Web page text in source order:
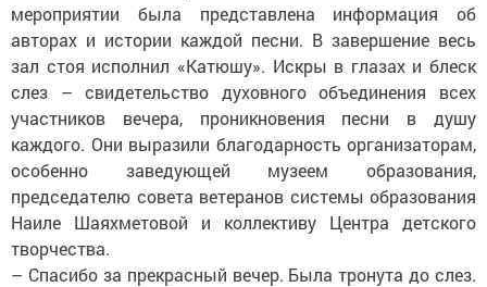
мероприятии была представлена информация об
авторах и истории каждой песни. В завершение весь
зал стоя исполнил «Катюшу». Искры в глазах и блеск
слез – свидетельство духовного объединения всех
участников вечера, проникновения песни в душу
каждого. Они выразили благодарность организаторам,
особенно заведующей музеем образования,
председателю совета ветеранов системы образования
Наиле Шаяхметовой и коллективу Центра детского
творчества.
– Спасибо за прекрасный вечер. Была тронута до слез.